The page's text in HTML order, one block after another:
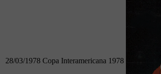
28/03/1978 Copa Interamericana 1978